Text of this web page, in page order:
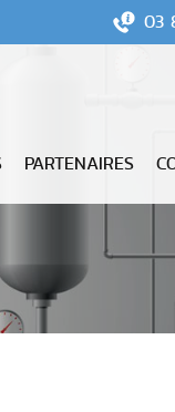
03
PARTENAIRES